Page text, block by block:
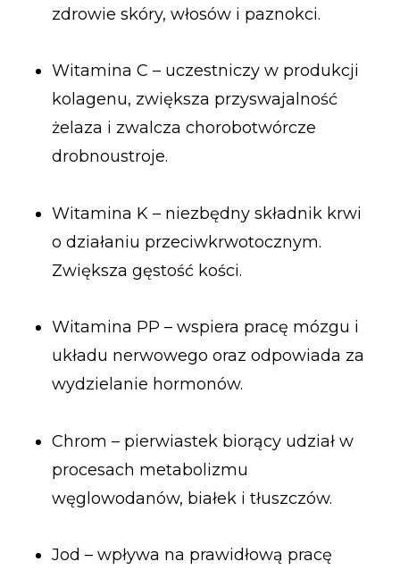
zdrowie skóry, włosów i paznokci.
Witamina C – uczestniczy w produkcji
kolagenu, zwiększa przyswajalność
żelaza i zwalcza chorobotwórcze
drobnoustroje.
Witamina K – niezbędny składnik krwi
o działaniu przeciwkrwotocznym.
Zwiększa gęstość kości.
Witamina PP – wspiera pracę mózgu i
układu nerwowego oraz odpowiada za
wydzielanie hormonów.
Chrom – pierwiastek biorący udział w
procesach metabolizmu
węglowodanów, białek i tłuszczów.
Jod – wpływa na prawidłową pracę